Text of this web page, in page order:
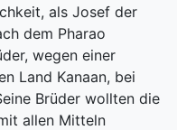
als Josef der
dem Pharao
wegen einer
Land Kanaan, bei
Brüder wollten die
allen Mitteln